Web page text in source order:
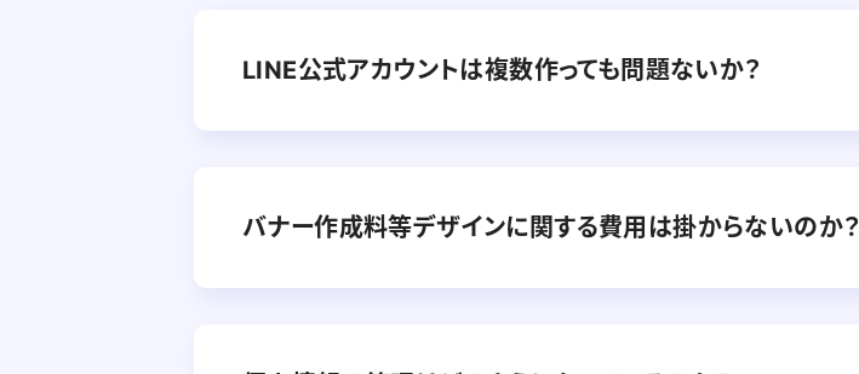
LINE公式アカウントは複数作っても問題ないか？
バナー作成料等デザインに関する費用は掛からないのか？